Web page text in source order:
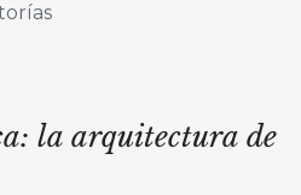
la arquitectura de